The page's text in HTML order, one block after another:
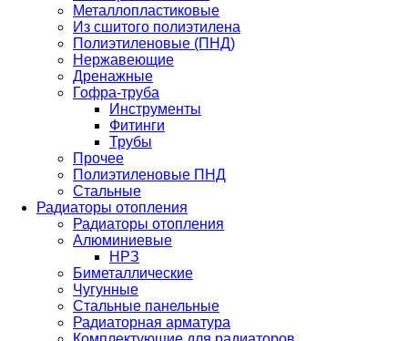
Металлопластиковые
Из сшитого полиэтилена
Полиэтиленовые (ПНД)
Нержавеющие
Дренажные
Гофра-труба
Инструменты
Фитинги
Трубы
Прочее
Полиэтиленовые ПНД
Стальные
Радиаторы отопления
Радиаторы отопления
Алюминиевые
НРЗ
Биметаллические
Чугунные
Стальные панельные
Радиаторная арматура